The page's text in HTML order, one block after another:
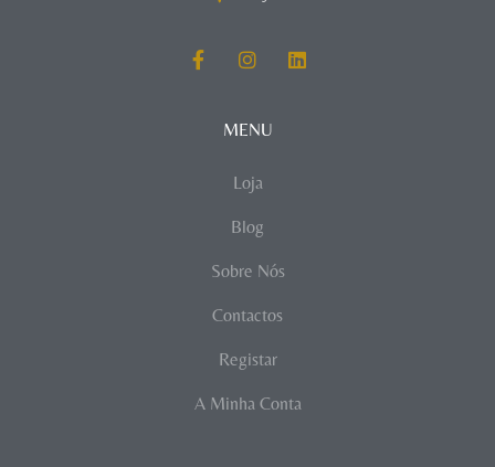
MENU
Loja
Blog
Sobre Nós
Contactos
Registar
A Minha Conta